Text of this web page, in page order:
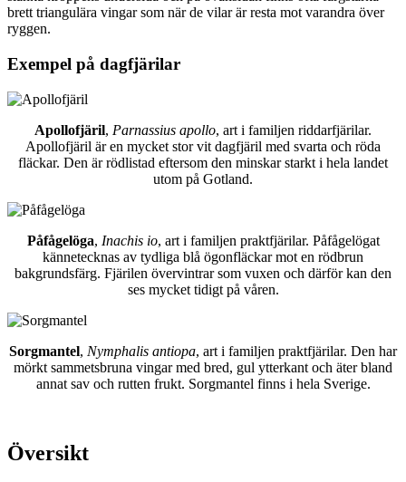
brett triangulära vingar som när de vilar är resta mot varandra över
ryggen.
Exempel på dagfjärilar
Apollofjäril, Parnassius apollo, art i familjen riddarfjärilar.
Apollofjäril är en mycket stor vit dagfjäril med svarta och röda
fläckar. Den är rödlistad eftersom den minskar starkt i hela landet
utom på Gotland.
Påfågelöga, Inachis io, art i familjen praktfjärilar. Påfågelögat
kännetecknas av tydliga blå ögonfläckar mot en rödbrun
bakgrundsfärg. Fjärilen övervintrar som vuxen och därför kan den
ses mycket tidigt på våren.
Sorgmantel, Nymphalis antiopa, art i familjen praktfjärilar. Den har
mörkt sammetsbruna vingar med bred, gul ytterkant och äter bland
annat sav och rutten frukt. Sorgmantel finns i hela Sverige.
Översikt